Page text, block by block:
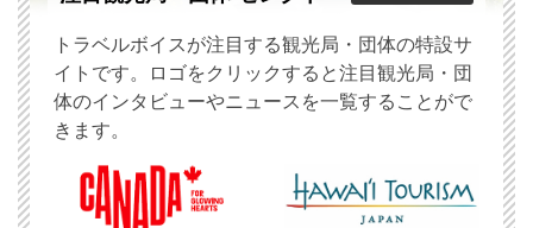
トラベルボイスが注目する観光局・団体の特設サ
イトです。ロゴをクリックすると注目観光局・団
体のインタビューやニュースを一覧することがで
きます。